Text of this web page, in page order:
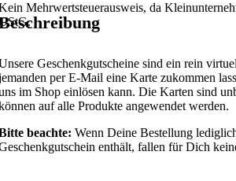
Mehrwertsteuerausweis, da
Geschenkgutscheine sind ein rein
per E-Mail eine Karte zukommen
im Shop einlösen kann. Die Karten sind
auf alle Produkte angewendet werden.
beachte: Wenn Deine Bestellung
enthält, fallen für Dich